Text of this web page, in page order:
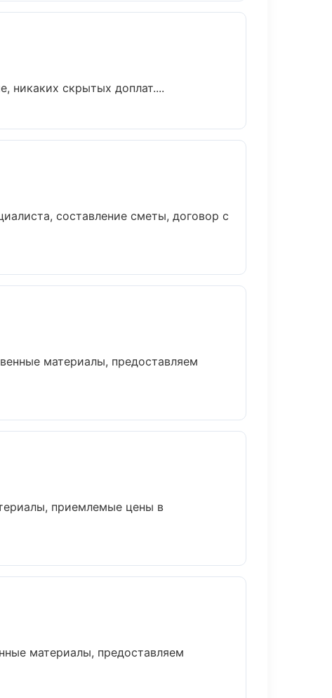
никаких скрытых доплат....
составление сметы, договор с
материалы, предоставляем
приемлемые цены в
материалы, предоставляем